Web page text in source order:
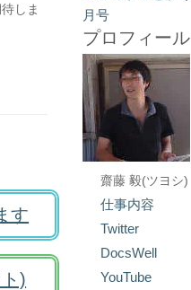
しま
す
)
プロフィール
齋藤 毅(ツヨシ)
仕事内容
Twitter
DocsWell
YouTube